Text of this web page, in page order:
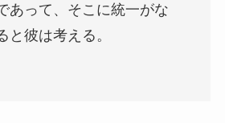
あって、そこに統一がな
と彼は考える。